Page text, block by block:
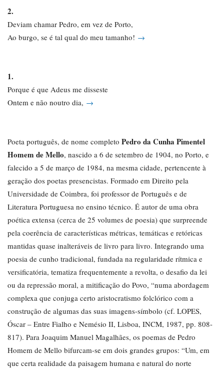
2.
Deviam chamar Pedro, em vez de Porto,
Ao burgo, se é tal qual do meu tamanho! →
1.
Porque é que Adeus me disseste
Ontem e não noutro dia, →
Poeta português, de nome completo Pedro da Cunha Pimentel
Homem de Mello, nascido a 6 de setembro de 1904, no Porto, e
falecido a 5 de março de 1984, na mesma cidade, pertencente à
geração dos poetas presencistas. Formado em Direito pela
Universidade de Coimbra, foi professor de Português e de
Literatura Portuguesa no ensino técnico. É autor de uma obra
poética extensa (cerca de 25 volumes de poesia) que surpreende
pela coerência de características métricas, temáticas e retóricas
mantidas quase inalteráveis de livro para livro. Integrando uma
poesia de cunho tradicional, fundada na regularidade rítmica e
versificatória, tematiza frequentemente a revolta, o desafio da lei
ou da repressão moral, a mitificação do Povo, “numa abordagem
complexa que conjuga certo aristocratismo folclórico com a
construção de algumas das suas imagens-símbolo (cf. LOPES,
Óscar – Entre Fialho e Nemésio II, Lisboa, INCM, 1987, pp. 808-
817). Para Joaquim Manuel Magalhães, os poemas de Pedro
Homem de Mello bifurcam-se em dois grandes grupos: “Um, em
que certa realidade da paisagem humana e natural do norte